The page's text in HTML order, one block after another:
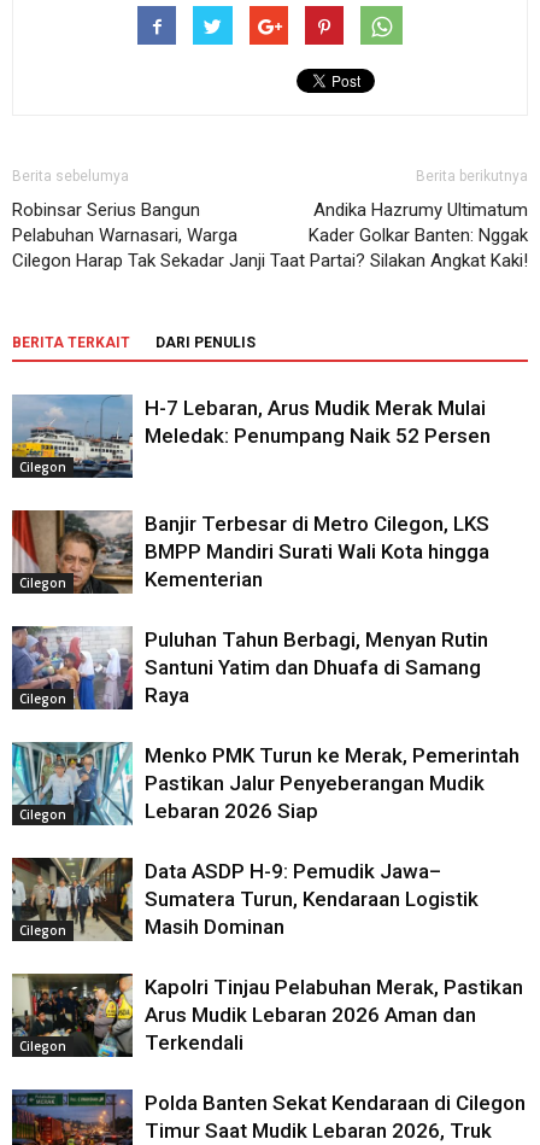
Berita sebelumya
Robinsar Serius Bangun
Pelabuhan Warnasari, Warga
Cilegon Harap Tak Sekadar Janji
Berita berikutnya
Andika Hazrumy Ultimatum
Kader Golkar Banten: Nggak
Taat Partai? Silakan Angkat Kaki!
BERITA TERKAIT DARI PENULIS
Cilegon
H-7 Lebaran, Arus Mudik Merak Mulai
Meledak: Penumpang Naik 52 Persen
Cilegon
Banjir Terbesar di Metro Cilegon, LKS
BMPP Mandiri Surati Wali Kota hingga
Kementerian
Cilegon
Puluhan Tahun Berbagi, Menyan Rutin
Santuni Yatim dan Dhuafa di Samang
Raya
Cilegon
Menko PMK Turun ke Merak, Pemerintah
Pastikan Jalur Penyeberangan Mudik
Lebaran 2026 Siap
Cilegon
Data ASDP H-9: Pemudik Jawa–
Sumatera Turun, Kendaraan Logistik
Masih Dominan
Cilegon
Kapolri Tinjau Pelabuhan Merak, Pastikan
Arus Mudik Lebaran 2026 Aman dan
Terkendali
Polda Banten Sekat Kendaraan di Cilegon
Timur Saat Mudik Lebaran 2026, Truk